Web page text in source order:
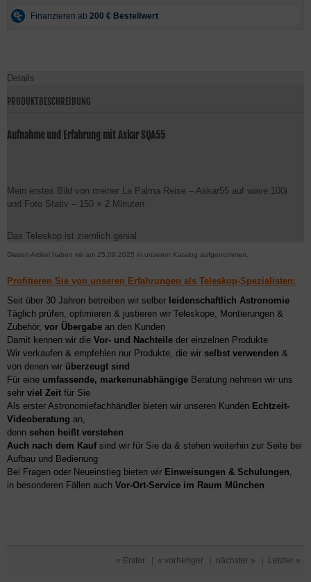
Details
PRODUKTBESCHREIBUNG
Aufnahme und Erfahrung mit Askar SQA55
Mein erstes Bild von meiner La Palma Reise – Askar55 auf wave 100i
und Foto Stativ – 150 × 2 Minuten
Das Teleskop ist ziemlich genial
Diesen Artikel haben wir am 25.09.2025 in unseren Katalog aufgenommen.
Profitieren Sie von unseren Erfahrungen als Teleskop-Spezialisten:
Seit über 30 Jahren betreiben wir selber leidenschaftlich Astronomie
Täglich prüfen, optimieren & justieren wir Teleskope, Montierungen &
Zubehör, vor Übergabe an den Kunden
Damit kennen wir die Vor- und Nachteile der einzelnen Produkte
Wir verkaufen & empfehlen nur Produkte, die wir selbst verwenden &
von denen wir überzeugt sind
Für eine umfassende, markenunabhängige Beratung nehmen wir uns
sehr viel Zeit für Sie
Als erster Astronomiefachhändler bieten wir unseren Kunden Echtzeit-
Videoberatung an,
denn sehen heißt verstehen
Auch nach dem Kaufsind wir für Sie da & stehen weiterhin zur Seite bei
Aufbau und Bedienung
Bei Fragen oder Neueinstieg bieten wir Einweisungen & Schulungen,
in besonderen Fällen auch Vor-Ort-Service im Raum München
« Erster « vorheriger nächster » Letzter »